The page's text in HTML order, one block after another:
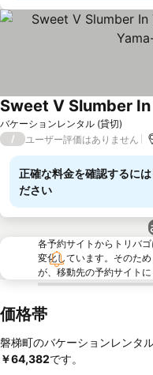
バケーションレンタル (貸切)
/ ユーザー評価はありません
正確な料金を確認するに
ださい
各予約サイトからトリバ
変化しています。そのた
が、移動先の予約サイト
価格帯
磐梯町のバケーションレンタ
￥64,382です。